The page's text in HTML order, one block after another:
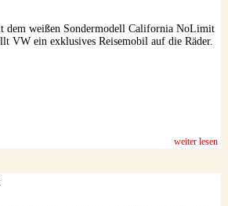
dem weißen Sondermodell California NoLimit
VW ein exklusives Reisemobil auf die Räder.
weiter lesen